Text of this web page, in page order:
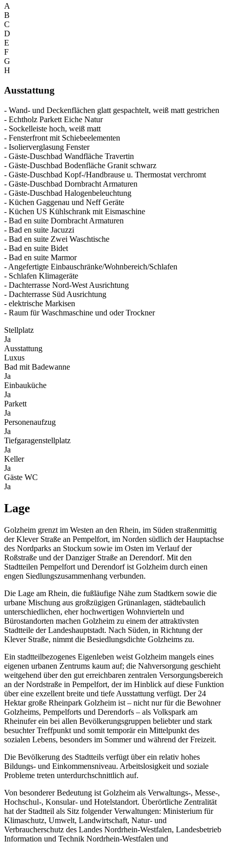
A
B
C
D
E
F
G
H
Ausstattung
- Wand- und Deckenflächen glatt gespachtelt, weiß matt gestrichen
- Echtholz Parkett Eiche Natur
- Sockelleiste hoch, weiß matt
- Fensterfront mit Schiebeelementen
- Isolierverglasung Fenster
- Gäste-Duschbad Wandfläche Travertin
- Gäste-Duschbad Bodenfläche Granit schwarz
- Gäste-Duschbad Kopf-/Handbrause u. Thermostat verchromt
- Gäste-Duschbad Dornbracht Armaturen
- Gäste-Duschbad Halogenbeleuchtung
- Küchen Gaggenau und Neff Geräte
- Küchen US Kühlschrank mit Eismaschine
- Bad en suite Dornbracht Armaturen
- Bad en suite Jacuzzi
- Bad en suite Zwei Waschtische
- Bad en suite Bidet
- Bad en suite Marmor
- Angefertigte Einbauschränke/Wohnbereich/Schlafen
- Schlafen Klimageräte
- Dachterrasse Nord-West Ausrichtung
- Dachterrasse Süd Ausrichtung
- elektrische Markisen
- Raum für Waschmaschine und oder Trockner
Stellplatz
Ja
Ausstattung
Luxus
Bad mit Badewanne
Ja
Einbauküche
Ja
Parkett
Ja
Personenaufzug
Ja
Tiefgaragenstellplatz
Ja
Keller
Ja
Gäste WC
Ja
Lage
Golzheim grenzt im Westen an den Rhein, im Süden straßenmittig
der Klever Straße an Pempelfort, im Norden südlich der Hauptachse
des Nordparks an Stockum sowie im Osten im Verlauf der
Roßstraße und der Danziger Straße an Derendorf. Mit den
Stadtteilen Pempelfort und Derendorf ist Golzheim durch einen
engen Siedlungszusammenhang verbunden.
Die Lage am Rhein, die fußläufige Nähe zum Stadtkern sowie die
urbane Mischung aus großzügigen Grünanlagen, städtebaulich
unterschiedlichen, eher hochwertigen Wohnvierteln und
Bürostandorten machen Golzheim zu einem der attraktivsten
Stadtteile der Landeshauptstadt. Nach Süden, in Richtung der
Klever Straße, nimmt die Besiedlungsdichte Golzheims zu.
Ein stadtteilbezogenes Eigenleben weist Golzheim mangels eines
eigenen urbanen Zentrums kaum auf; die Nahversorgung geschieht
weitgehend über den gut erreichbaren zentralen Versorgungsbereich
an der Nordstraße in Pempelfort, der im Hinblick auf diese Funktion
über eine exzellent breite und tiefe Ausstattung verfügt. Der 24
Hektar große Rheinpark Golzheim ist – nicht nur für die Bewohner
Golzheims, Pempelforts und Derendorfs – als Volkspark am
Rheinufer ein bei allen Bevölkerungsgruppen beliebter und stark
besuchter Treffpunkt und somit temporär ein Mittelpunkt des
sozialen Lebens, besonders im Sommer und während der Freizeit.
Die Bevölkerung des Stadtteils verfügt über ein relativ hohes
Bildungs- und Einkommensniveau. Arbeitslosigkeit und soziale
Probleme treten unterdurchschnittlich auf.
Von besonderer Bedeutung ist Golzheim als Verwaltungs-, Messe-,
Hochschul-, Konsular- und Hotelstandort. Überörtliche Zentralität
hat der Stadtteil als Sitz folgender Verwaltungen: Ministerium für
Klimaschutz, Umwelt, Landwirtschaft, Natur- und
Verbraucherschutz des Landes Nordrhein-Westfalen, Landesbetrieb
Information und Technik Nordrhein-Westfalen und